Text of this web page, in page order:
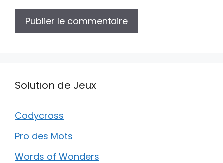
Solution de Jeux
Codycross
Pro des Mots
Words of Wonders